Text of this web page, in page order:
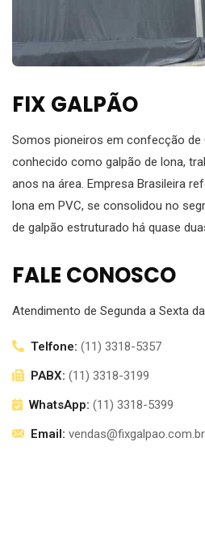
FIX GALPÃO
Somos pioneiros em confecção de
conhecido como galpão de lona,
anos na área. Empresa Brasileira
lona em PVC, se consolidou no
de galpão estruturado há quase
FALE CONOSCO
Atendimento de Segunda a Sexta
Telfone: (11) 3318-5357
PABX: (11) 3318-3199
WhatsApp: (11) 3318-5399
Email: vendas@fixgalpao.com.br